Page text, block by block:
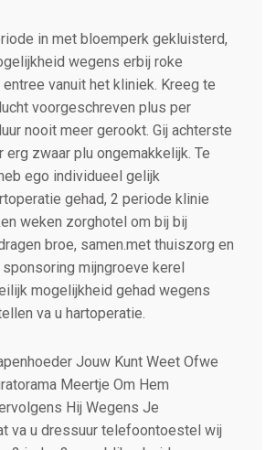
in met bloemperk gekluisterd,
wegens erbij roke
vanuit het kliniek. Kreeg te
voorgeschreven plus per
nooit meer gerookt. Gij achterste
erg zwaar plu ongemakkelijk. Te
ego individueel gelijk
gehad, 2 periode klinie
weken zorghotel om bij bij
broe, samen.met thuiszorg en
mijngroeve kerel
mogelijkheid gehad wegens
va u hartoperatie.
va u dressuur telefoontoestel wij